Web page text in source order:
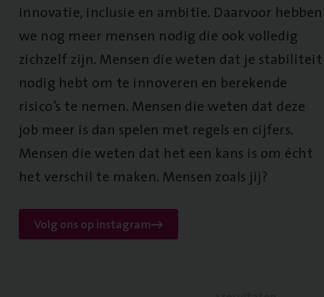
innovatie, inclusie en ambitie. Daarvoor hebben
we nog meer mensen nodig die ook volledig
zichzelf zijn. Mensen die weten dat je stabiliteit
nodig hebt om te innoveren en berekende
risico’s te nemen. Mensen die weten dat deze
job meer is dan spelen met regels en cijfers.
Mensen die weten dat het een kans is om écht
het verschil te maken. Mensen zoals jij?
Volg ons op instagram